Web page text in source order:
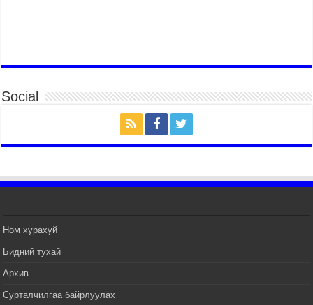
Шадар сайд Н.Номтойбаяр: Эрт сэрэмжлүүлэх
бууруулах гол хөшүүрэг
Монгол Улсын эрэн хайх, аврах ажиллагааны
чадавхыг олон улсын түвшинд хүргэнэ
УИХ-ын дарга С.Бямбацогт “Хар жагсаалт”-ын
Хурлын гишүүдээс 16 асуулт, 27 асуулга
Social
Ном хурахуй
Бидний тухай
Архив
Сурталчилгаа байрлуулах